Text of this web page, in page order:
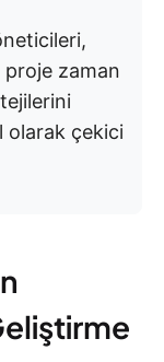
proje zaman
olarak çekici